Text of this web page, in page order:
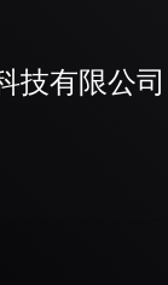
技有限公司